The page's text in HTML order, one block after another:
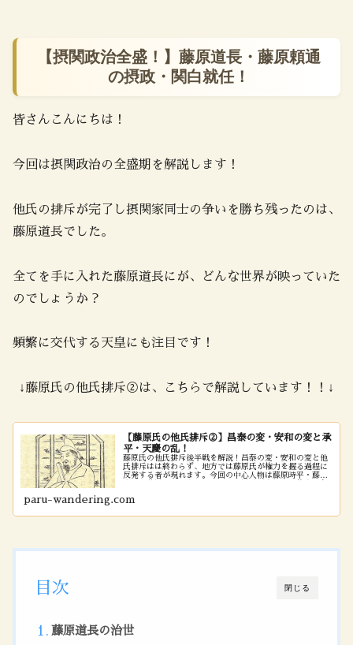
【摂関政治全盛！】藤原道長・藤原頼通
の摂政・関白就任！
皆さんこんにちは！
今回は摂関政治の全盛期を解説します！
他氏の排斥が完了し摂関家同士の争いを勝ち残ったのは、
藤原道長でした。
全てを手に入れた藤原道長にが、どんな世界が映っていた
のでしょうか？
頻繁に交代する天皇にも注目です！
↓藤原氏の他氏排斥②は、こちらで解説しています！！↓
【藤原氏の他氏排斥②】昌泰の変・安和の変と承
平・天慶の乱！
藤原氏の他氏排斥後半戦を解説！昌泰の変・安和の変と他
氏排斥はは終わらず、地方では藤原氏が権力を握る過程に
反発する者が現れます。今回の中心人物は藤原時平・藤原
paru-wandering.com
閉じる
目次
藤原道長の治世